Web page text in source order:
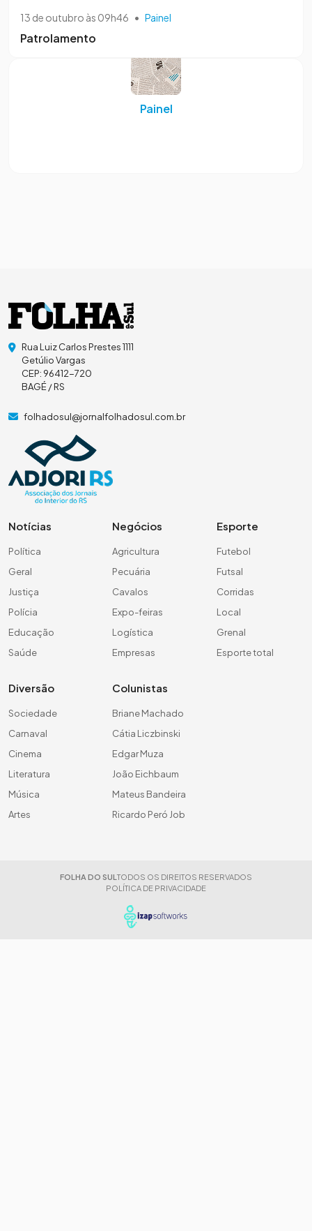
13 de outubro às 09h46 • Painel
Patrolamento
Painel
Rua Luiz Carlos Prestes 1111
Getúlio Vargas
CEP: 96412-720
BAGÉ / RS
folhadosul@jornalfolhadosul.com.br
Notícias
Política
Geral
Justiça
Polícia
Educação
Saúde
Negócios
Agricultura
Pecuária
Cavalos
Expo-feiras
Logística
Empresas
Esporte
Futebol
Futsal
Corridas
Local
Grenal
Esporte total
Diversão
Sociedade
Carnaval
Cinema
Literatura
Música
Artes
Colunistas
Briane Machado
Cátia Liczbinski
Edgar Muza
João Eichbaum
Mateus Bandeira
Ricardo Peró Job
FOLHA DO SUL TODOS OS DIREITOS RESERVADOS
POLÍTICA DE PRIVACIDADE